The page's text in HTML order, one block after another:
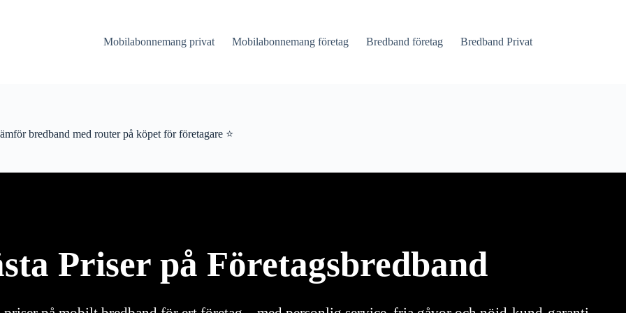
Mobilabonnemang privat Mobilabonnemang företag Bredband företag Bredband Privat
bredband med router på köpet för företagare ⭐
Priser på Företagsbredband